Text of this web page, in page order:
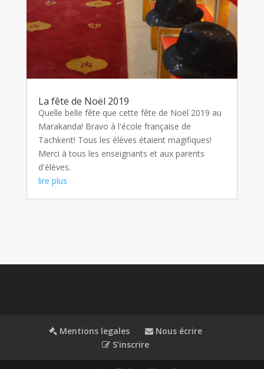
La fête de Noël 2019
Quelle belle fête que cette fête de Noël 2019 au
Marakanda! Bravo à l'école française de
Tachkent! Tous les élèves étaient magifiques!
Merci à tous les enseignants et aux parents
d'élèves.
lire plus
Mentions legales
Nous écrire
S’inscrire